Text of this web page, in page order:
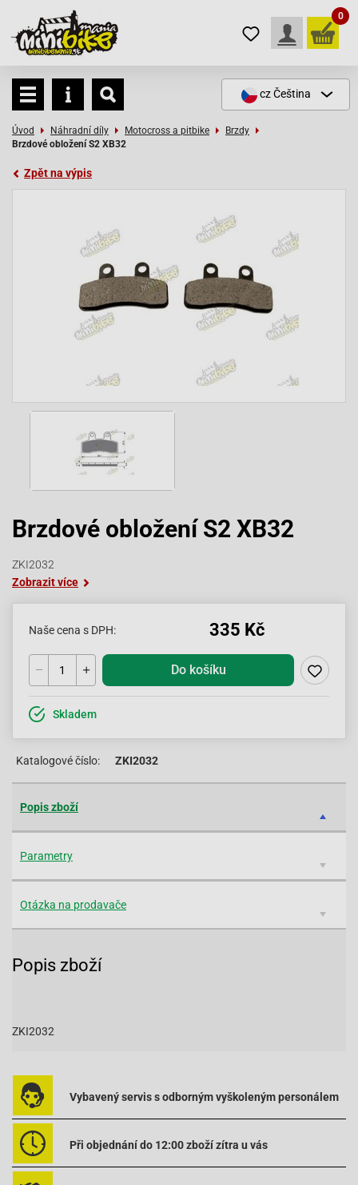
0
czČeština
Úvod Náhradní díly Motocross a pitbike
Brzdy
Brzdové obložení S2 XB32
Zpět na výpis
Brzdové obložení S2 XB32
ZKI2032
Zobrazit více
Naše cena s DPH: 335 Kč
Do košíku
Skladem
Katalogové číslo: ZKI2032
Popis zboží
Parametry
Otázka na prodavače
Popis zboží
ZKI2032
Vybavený servis s odborným vyškoleným personálem
Při objednání do 12:00 zboží zítra u vás